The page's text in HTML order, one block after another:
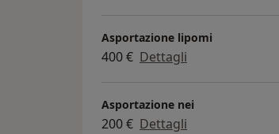
Asportazione lipomi
400 € Dettagli
Asportazione nei
200 € Dettagli